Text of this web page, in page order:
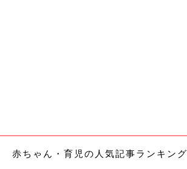
赤ちゃん・育児の人気記事ランキング